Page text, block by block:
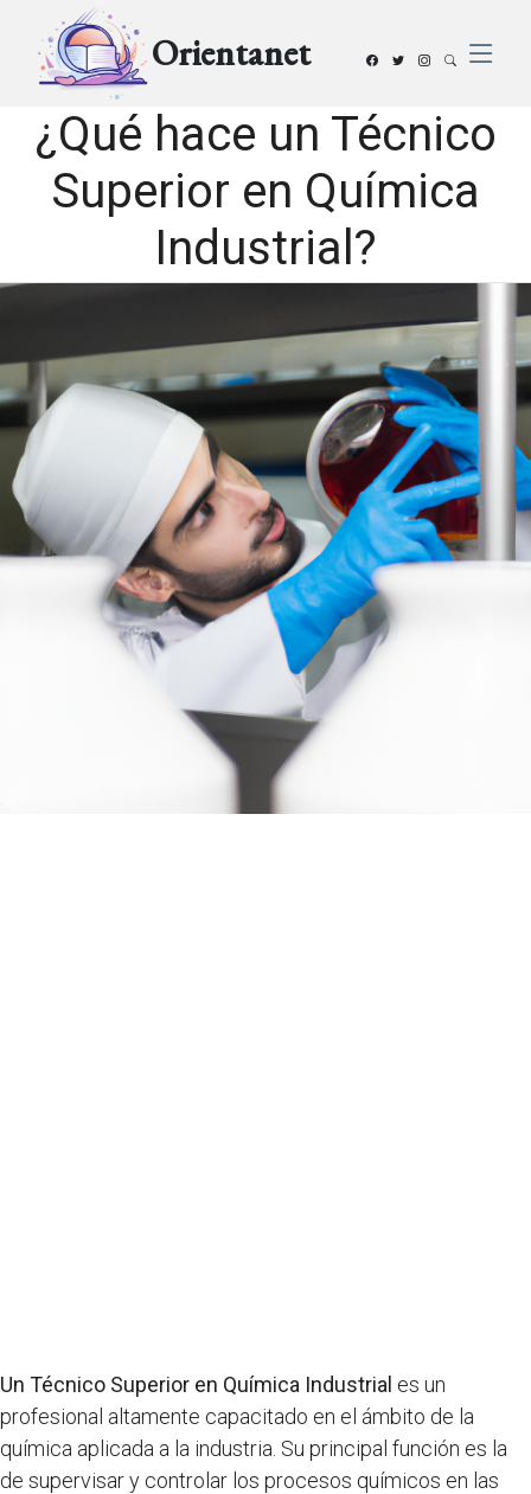
Orientanet
¿Qué hace un Técnico
Superior en Química
Industrial?
Un Técnico Superior en Química Industrial es un
profesional altamente capacitado en el ámbito de la
química aplicada a la industria. Su principal función es la
de supervisar y controlar los procesos químicos en las